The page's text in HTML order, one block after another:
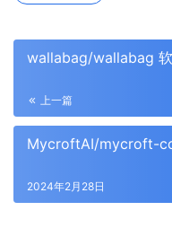
wallabag/wallabag
上一篇
MycroftAI/mycroft-
2024年2月28日